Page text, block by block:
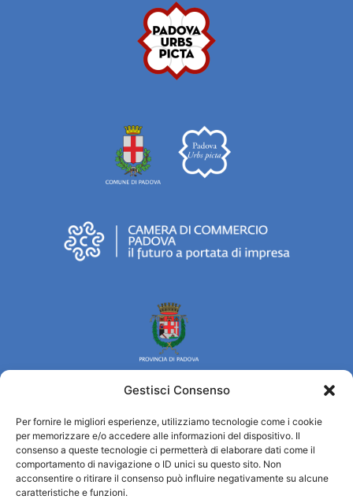
Gestisci Consenso
Per fornire le migliori esperienze, utilizziamo tecnologie come i cookie
per memorizzare e/o accedere alle informazioni del dispositivo. Il
consenso a queste tecnologie ci permetterà di elaborare dati come il
comportamento di navigazione o ID unici su questo sito. Non
acconsentire o ritirare il consenso può influire negativamente su alcune
caratteristiche e funzioni.
Turismo Padova
Wer sind wir
Informationsbüro und touristenempfang / IAT